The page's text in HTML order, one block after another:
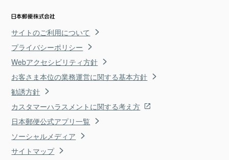
サイトのご利用について
プライバシーポリシー
Webアクセシビリティ方針
お客さま本位の業務運営に関する基本方針
勧誘方針
カスタマーハラスメントに関する考え方
日本郵便公式アプリ一覧
ソーシャルメディア
サイトマップ